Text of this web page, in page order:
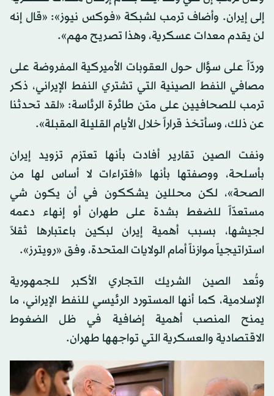
إلى إيران. وأضاف ترمب لشبكة «فوكس نيوز»: «قال إنه
لن يقدم معدات عسكرية، وهذا تصريح مهم».
وردّاً على سؤال حول العقوبات الأميركية المفروضة على
مصافي النفط الصينية التي تشتري النفط الإيراني، ذكر
ترمب للصحافيين على متن طائرة الرئاسة: «لقد تحدثنا
عن ذلك، وسأتخذ قراراً خلال الأيام القليلة المقبلة».
ونفت الصين تقارير أفادت بأنها تعتزم تزويد إيران
بأسلحة، ووصفتها بأنها «افتراءات لا أساس لها من
الصحة»، لكن محللين يشككون في أن يكون شي
مستعدّاً للضغط بشدة على طهران أو إنهاء دعمه
لجيشها، بسبب أهمية إيران لبكين باعتبارها ثقلاً
استراتيجياً موازناً أمام الولايات المتحدة، وفق «رويترز».
وتُعد الصين الشريك التجاري الأكبر للجمهورية
الإسلامية، كما أنها المستورد الرئيسي للنفط الإيراني، ما
يمنح المنصب أهمية إضافية في ظل الضغوط
الاقتصادية والعسكرية التي تواجهها طهران.